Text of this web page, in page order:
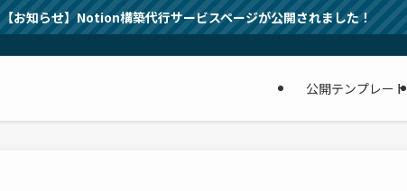
【お知らせ】Notion構築代行サービスページが公開されました！
公開テンプレート